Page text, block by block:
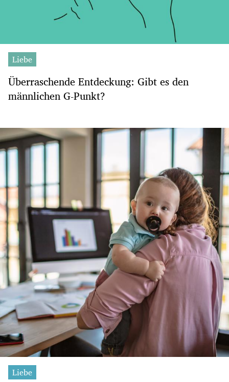
Liebe
Überraschende Entdeckung: Gibt es den
männlichen G-Punkt?
Liebe